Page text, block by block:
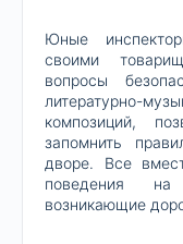
Юные
своими
вопросы
литературно-
композиций,
запомнить
дворе. Все
поведения
возникающие